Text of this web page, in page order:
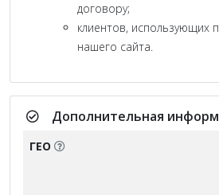
договору;
клиентов, использующих
нашего сайта.
Дополнительная
ГЕО